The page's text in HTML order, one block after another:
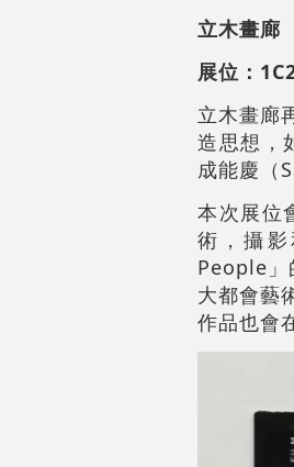
立木畫廊
展位：
立木畫廊
造思想，
成能慶（
本次展位
術，攝
People」
大都會藝
作品也會